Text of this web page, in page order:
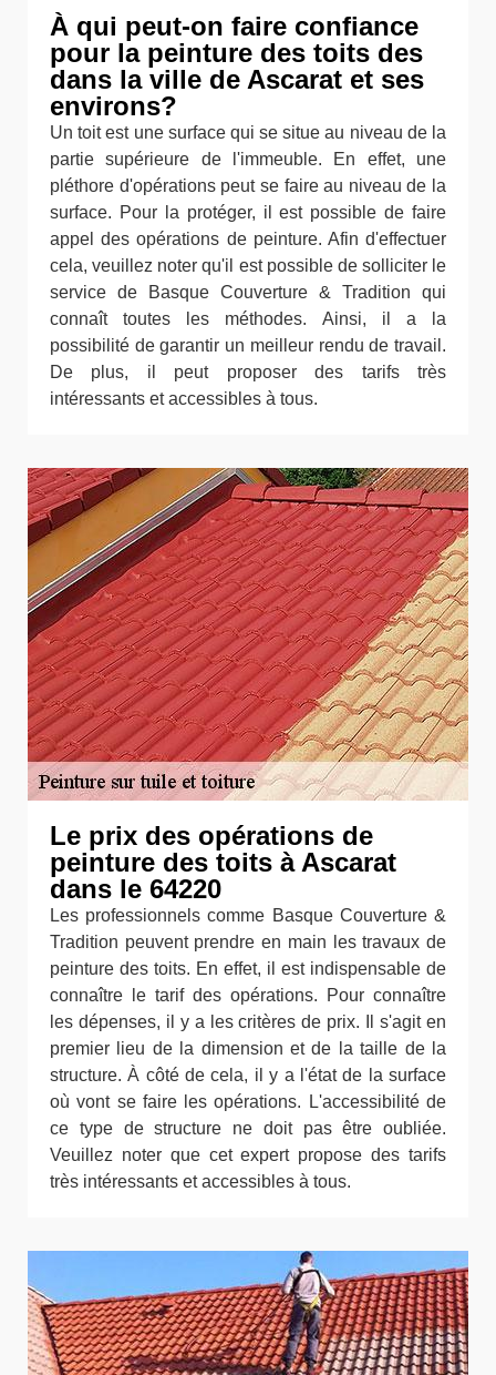
À qui peut-on faire confiance
pour la peinture des toits des
dans la ville de Ascarat et ses
environs?
Un toit est une surface qui se situe au niveau de la
partie supérieure de l'immeuble. En effet, une
pléthore d'opérations peut se faire au niveau de la
surface. Pour la protéger, il est possible de faire
appel des opérations de peinture. Afin d'effectuer
cela, veuillez noter qu'il est possible de solliciter le
service de Basque Couverture & Tradition qui
connaît toutes les méthodes. Ainsi, il a la
possibilité de garantir un meilleur rendu de travail.
De plus, il peut proposer des tarifs très
intéressants et accessibles à tous.
Le prix des opérations de
peinture des toits à Ascarat
dans le 64220
Les professionnels comme Basque Couverture &
Tradition peuvent prendre en main les travaux de
peinture des toits. En effet, il est indispensable de
connaître le tarif des opérations. Pour connaître
les dépenses, il y a les critères de prix. Il s'agit en
premier lieu de la dimension et de la taille de la
structure. À côté de cela, il y a l'état de la surface
où vont se faire les opérations. L'accessibilité de
ce type de structure ne doit pas être oubliée.
Veuillez noter que cet expert propose des tarifs
très intéressants et accessibles à tous.